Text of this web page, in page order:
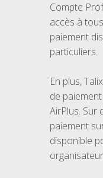
Compte
accès à
paiement
particuliers.
En plus,
de
AirPlus. Sur
paiement
disponible